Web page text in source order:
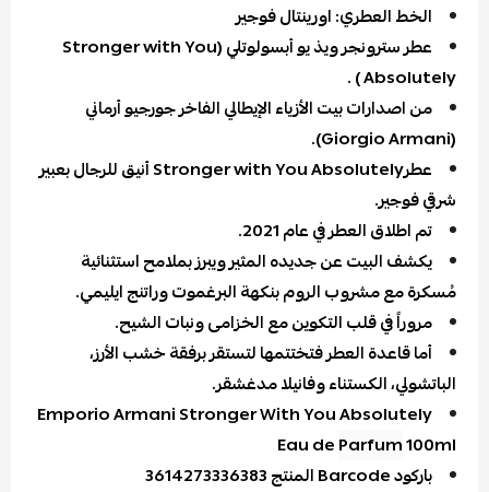
الخط العطري: اورينتال فوجير
عطر سترونجر ويذ يو أبسولوتلي (Stronger with You
Absolutely ) .
من اصدارات بيت الأزياء الإيطالي الفاخر جورجيو أرماني
(Giorgio Armani).
عطرStronger with You Absolutely أنيق للرجال بعبير
شرقي فوجير.
تم اطلاق العطر في عام 2021.
يكشف البيت عن جديده المثير ويبرز بملامح استثنائية
مُسكرة مع مشروب الروم بنكهة البرغموت وراتنج ايليمي.
مروراً في قلب التكوين مع الخزامى ونبات الشيح.
أما قاعدة العطر فتختتمها لتستقر برفقة خشب الأرز،
الباتشولي، الكستناء وفانيلا مدغشقر.
Emporio Armani Stronger With You Absolutely
Eau deParfum100ml
باركود Barcode المنتج 3614273336383